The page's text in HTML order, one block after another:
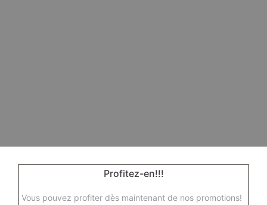
Profitez-en!!!
Vous pouvez profiter dès maintenant de nos promotions!